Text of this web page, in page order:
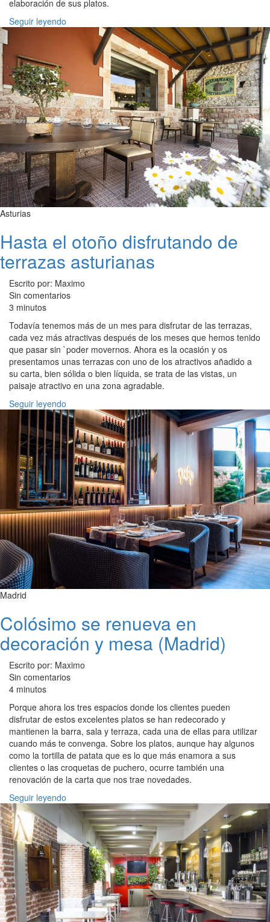
elaboración de sus platos.
Seguir leyendo
Asturias
Hasta el otoño disfrutando de
terrazas asturianas
Escrito por: Maximo
Sin comentarios
3 minutos
Todavía tenemos más de un mes para disfrutar de las terrazas,
cada vez más atractivas después de los meses que hemos tenido
que pasar sin `poder movernos. Ahora es la ocasión y os
presentamos unas terrazas con uno de los atractivos añadido a
su carta, bien sólida o bien líquida, se trata de las vistas, un
paisaje atractivo en una zona agradable.
Seguir leyendo
Madrid
Colósimo se renueva en
decoración y mesa (Madrid)
Escrito por: Maximo
Sin comentarios
4 minutos
Porque ahora los tres espacios donde los clientes pueden
disfrutar de estos excelentes platos se han redecorado y
mantienen la barra, sala y terraza, cada una de ellas para utilizar
cuando más te convenga. Sobre los platos, aunque hay algunos
como la tortilla de patata que es lo que más enamora a sus
clientes o las croquetas de puchero, ocurre también una
renovación de la carta que nos trae novedades.
Seguir leyendo